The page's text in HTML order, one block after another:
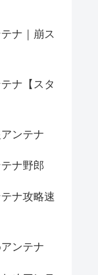
ナ｜崩ス
ナ【スタ
ンテナ
ナ野郎
ナ攻略速
ンテナ